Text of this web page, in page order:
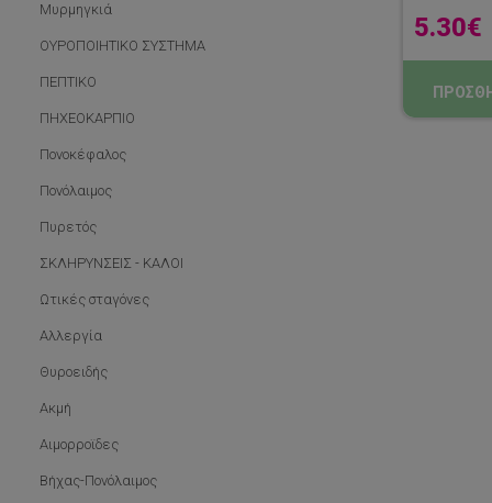
5.30€
Μυρμηγκιά
ΟΥΡΟΠΟΙΗΤΙΚΟ ΣΥΣΤΗΜΑ
ΠΕΠΤΙΚΟ
ΠΗΧΕΟΚΑΡΠΙΟ
Πονοκέφαλος
Πονόλαιμος
Πυρετός
ΣΚΛΗΡΥΝΣΕΙΣ - ΚΑΛΟΙ
Ωτικές σταγόνες
Αλλεργία
Θυροειδής
Ακμή
Αιμορροϊδες
Βήχας-Πονόλαιμος